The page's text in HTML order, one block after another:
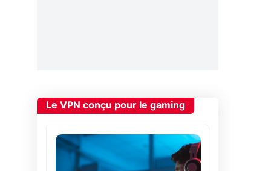
Le VPN conçu pour le gaming